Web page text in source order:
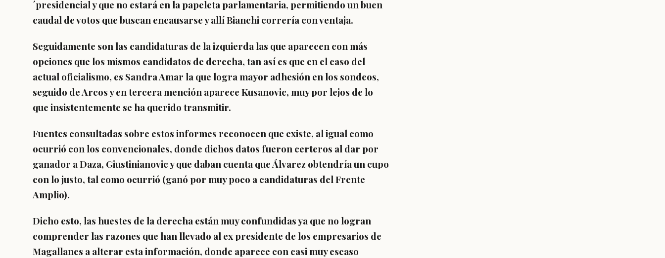
´presidencial y que no estará en la papeleta parlamentaria, permitiendo un buen
caudal de votos que buscan encausarse y allí Bianchi correría con ventaja.
Seguidamente son las candidaturas de la izquierda las que aparecen con más
opciones que los mismos candidatos de derecha, tan así es que en el caso del
actual oficialismo, es Sandra Amar la que logra mayor adhesión en los sondeos,
seguido de Arcos y en tercera mención aparece Kusanovic, muy por lejos de lo
que insistentemente se ha querido transmitir.
Fuentes consultadas sobre estos informes reconocen que existe, al igual como
ocurrió con los convencionales, donde dichos datos fueron certeros al dar por
ganador a Daza, Giustinianovic y que daban cuenta que Álvarez obtendría un cupo
con lo justo, tal como ocurrió (ganó por muy poco a candidaturas del Frente
Amplio).
Dicho esto, las huestes de la derecha están muy confundidas ya que no logran
comprender las razones que han llevado al ex presidente de los empresarios de
Magallanes a alterar esta información, donde aparece con casi muy escaso